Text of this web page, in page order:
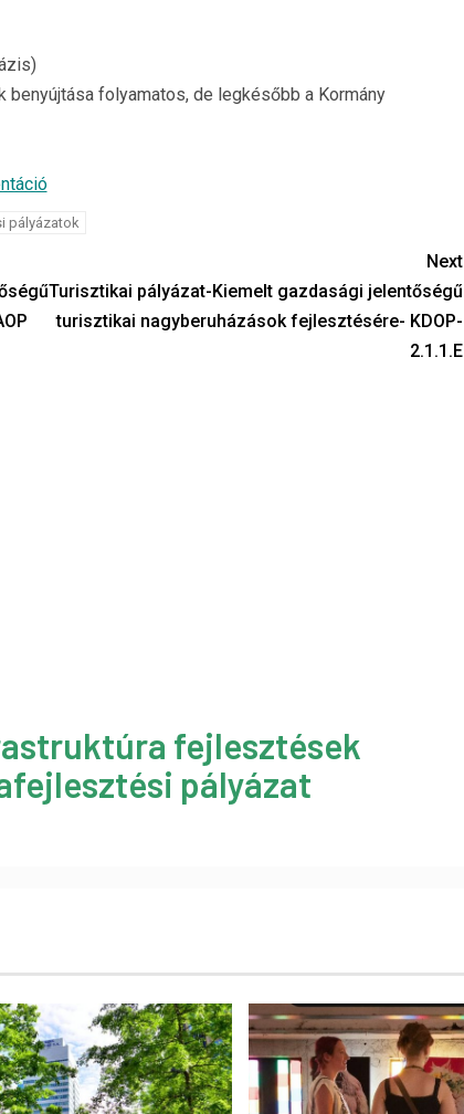
benyújtása folyamatos, de legkésőbb a Kormány
pályázatok
Next
Turisztikai pályázat-Kiemelt gazdasági jelentőségű
turisztikai nagyberuházások fejlesztésére- KDOP-
2.1.1.E
fejlesztések
pályázat